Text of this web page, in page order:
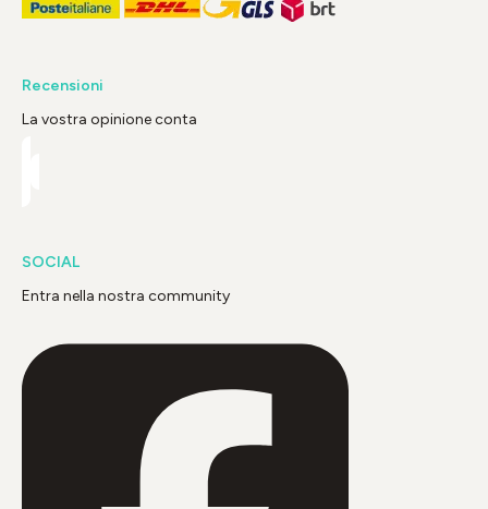
Recensioni
La vostra opinione conta
SOCIAL
Entra nella nostra community